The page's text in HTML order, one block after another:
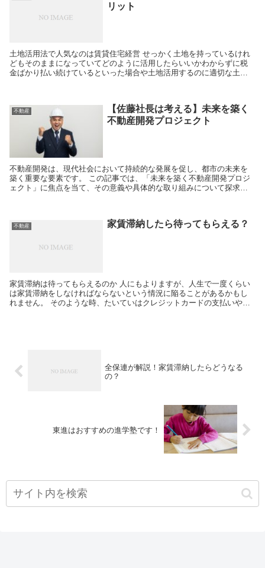
リット
土地活用法で人気なのは賃貸住宅経営 せっかく土地を持っているけれ
どもそのままになっていてどのように活用したらいいかわからずに税
金ばかり払い続けているといった場合や土地活用するのに適切な土地
不動産
【佐藤社長は考える】未来を築く
不動産開発プロジェクト
不動産開発は、現代社会において持続的な発展を促し、都市の未来を
築く重要な要素です。 この記事では、「未来を築く不動産開発プロジ
ェクト」に焦点を当て、その意義や具体的な取り組みについて探求し
不動産 家賃滞納したら待ってもらえる？
家賃滞納は待ってもらえるのか 人にもよりますが、人生で一度くらい
は家賃滞納をしなければならないという情況に陥ることがあるかもし
れません。 そのような時、たいていはクレジットカードの支払いや携
全保連が解説！家賃滞納したらどうなる
の？
東進はおすすめの進学塾です！